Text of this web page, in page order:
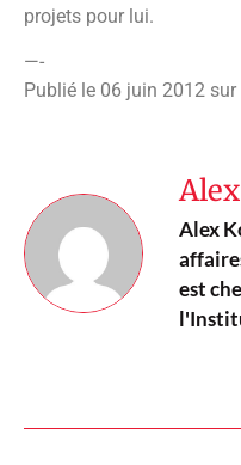
projets pour lui.
—-
Publié le 06 juin 2012 sur
Alex
est